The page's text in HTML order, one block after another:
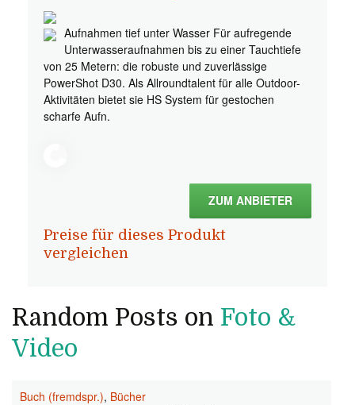
Aufnahmen tief unter Wasser Für aufregende
Unterwasseraufnahmen bis zu einer Tauchtiefe
von 25 Metern: die robuste und zuverlässige
PowerShot D30. Als Allroundtalent für alle Outdoor-
Aktivitäten bietet sie HS System für gestochen
scharfe Aufn.
ZUM ANBIETER
Preise für dieses Produkt
vergleichen
Random Posts on Foto &
Video
Buch (fremdspr.), Bücher